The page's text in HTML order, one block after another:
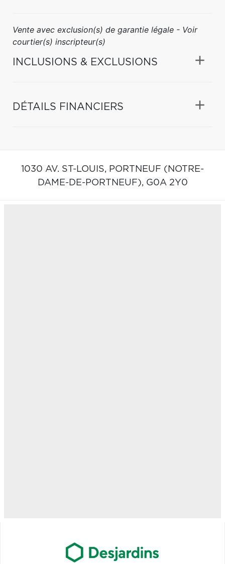
Vente avec exclusion(s) de garantie légale - Voir
courtier(s) inscripteur(s)
INCLUSIONS & EXCLUSIONS
DÉTAILS FINANCIERS
1030 AV. ST-LOUIS, PORTNEUF (NOTRE-
DAME-DE-PORTNEUF), G0A 2Y0